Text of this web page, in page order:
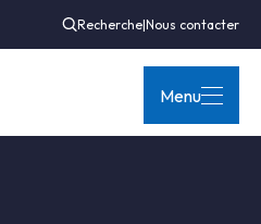
Recherche|Nous contacter
Menu